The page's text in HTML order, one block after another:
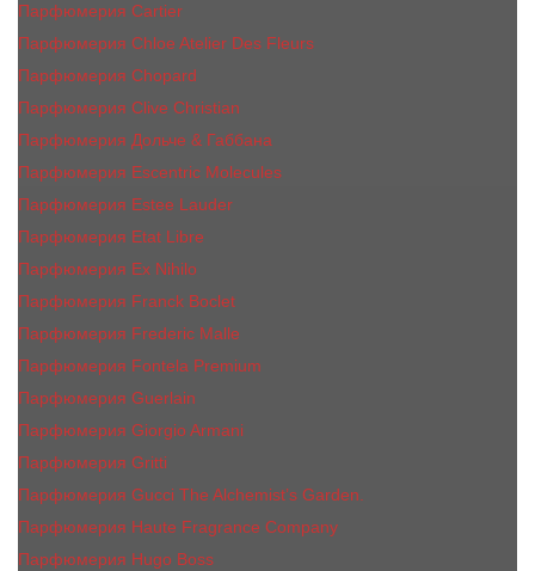
Парфюмерия Cartier
Парфюмерия Chloe Atelier Des Fleurs
Парфюмерия Сhopard
Парфюмерия Clive Christian
Парфюмерия Дольче & Габбана
Парфюмерия Escentric Molecules
Парфюмерия Estee Lаudеr
Парфюмерия Etat Libre
Парфюмерия Ex Nihilo
Парфюмерия Franck Boclet
Парфюмерия Frеderic Mаlle
Парфюмерия Fontela Premium
Парфюмерия Guerlain
Парфюмерия Giorgio Armani
Парфюмерия Gritti
Парфюмерия Gucci The Alchemist’s Garden.
Парфюмерия Haute Fragrance Company
Парфюмерия Hugo Boss